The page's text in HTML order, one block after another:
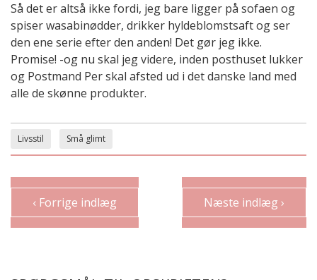
Så det er altså ikke fordi, jeg bare ligger på sofaen og
spiser wasabinødder, drikker hyldeblomstsaft og ser
den ene serie efter den anden! Det gør jeg ikke.
Promise! -og nu skal jeg videre, inden posthuset lukker
og Postmand Per skal afsted ud i det danske land med
alle de skønne produkter.
Livsstil Små glimt
‹ Forrige indlæg Næste indlæg ›